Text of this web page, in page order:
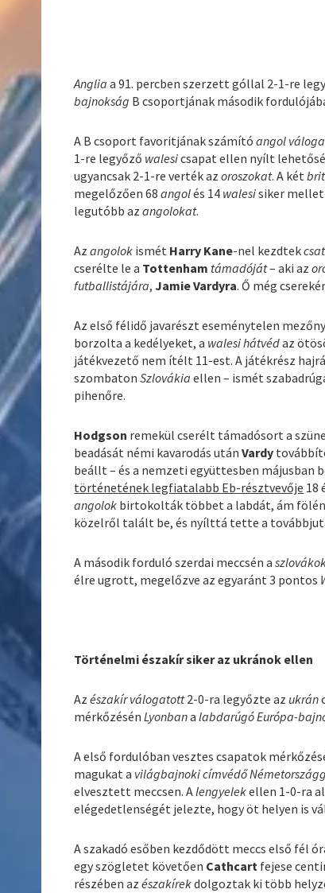
Anglia a 91. percben szerzett góllal 2-1-re
bajnokság B csoportjának második
A B csoport favoritjának számítóangol
1-re legyőző walesicsapat ellen nyílt
ugyancsak 2-1-re verték azoroszokat. A kétbrit
megelőzően 68angolés 14 walesisiker
legutóbb azangolokat.
Azangolok ismét Harry Kane-nel kezdtek
cserélte le a Tottenham támadóját– aki az
futballistájára,Jamie Vardyra. Ő még
Az első félidő javarészt eseménytelen
borzolta a kedélyeket, a walesi hátvédaz
játékvezető nem ítélt 11-est. A játékrész
szombatonSzlovákia ellen – ismét
pihenőre.
Hodgson remekül cserélt támadósort a
beadását némi kavarodás utánVardy
beállt – és a nemzeti együttesben májusban
történetének legfiatalabb Eb-résztvevője 18
angolok birtokolták többet a labdát, ám
közelről talált be, és nyílttá tette a
A második forduló szerdai meccsén a
élre ugrott, megelőzve az egyaránt 3 pontos
Történelmi északír siker az ukránok ellen
Azészakír válogatott2-0-ra legyőzte az ukrán
mérkőzésénLyonbana labdarúgó Európa-
A első fordulóban vesztes csapatok
magukat a világbajnoki címvédő
elvesztett meccsen. Alengyelekellen 1-0-ra
elégedetlenségét jelezte, hogy öt helyen is
A szakadó esőben kezdődött meccs első fél
egy szögletet követően Cathcart fejese
részében azészakírekdolgoztak ki több